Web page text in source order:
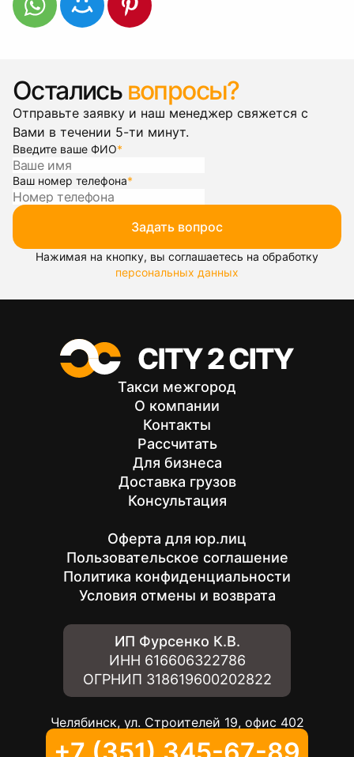
Остались вопросы?
Отправьте заявку и наш менеджер свяжется с
Вами в течении 5-ти минут.
Введите ваше ФИО*
Ваш номер телефона*
Задать вопрос
Нажимая на кнопку, вы соглашаетесь на обработку
персональных данных
Такси межгород
О компании
Контакты
Рассчитать
Для бизнеса
Доставка грузов
Консультация
Оферта для юр.лиц
Пользовательское соглашение
Политика конфиденциальности
Условия отмены и возврата
ИП Фурсенко К.В.
ИНН 616606322786
ОГРНИП 318619600202822
Челябинск, ул. Строителей 19, офис 402